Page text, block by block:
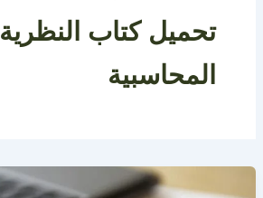
تحميل كتاب النظرية
المحاسبية